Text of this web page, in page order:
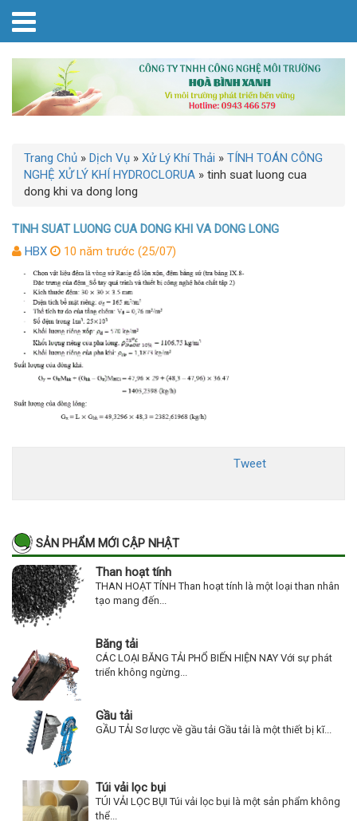
Trang Chủ » Dịch Vụ » Xử Lý Khí Thải » TÍNH TOÁN CÔNG
NGHỆ XỬ LÝ KHÍ HYDROCLORUA » tinh suat luong cua
dong khi va dong long
TINH SUAT LUONG CUA DONG KHI VA DONG LONG
HBX
10 năm trước (25/07)
Tweet
SẢN PHẨM MỚI CẬP NHẬT
Than hoạt tính
THAN HOẠT TÍNH Than hoạt tính là một loại than nhân
tạo mang đến...
Băng tải
CÁC LOẠI BĂNG TẢI PHỔ BIẾN HIỆN NAY Với sự phát
triển không ngừng...
Gầu tải
GẦU TẢI Sơ lược về gầu tải Gầu tải là một thiết bị kĩ...
Túi vải lọc bụi
TÚI VẢI LỌC BỤI Túi vải lọc bụi là một sản phẩm không
thể...